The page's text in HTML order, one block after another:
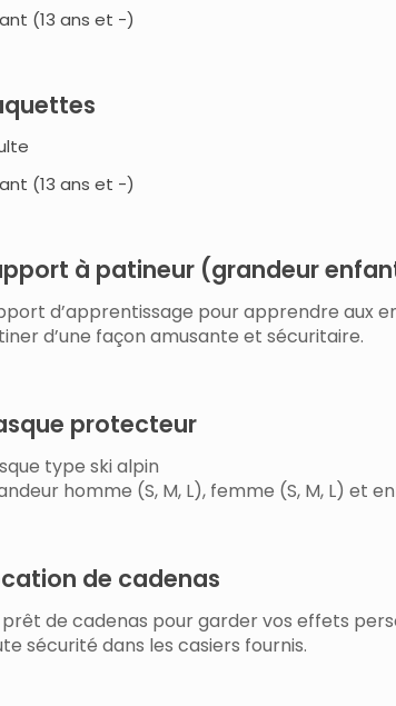
(13 ans et -)
(13 ans et -)
à patineur (grandeur
d’apprentissage pour apprendre aux
d’une façon amusante et sécuritaire.
protecteur
type ski alpin
homme (S, M, L), femme (S, M, L) et
de cadenas
prêt de cadenas pour garder vos effets
sécurité dans les casiers fournis.